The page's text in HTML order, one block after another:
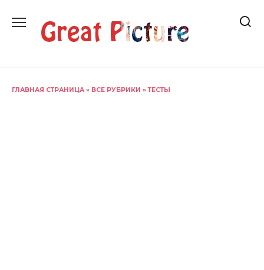
содержанию
ГЛАВНАЯ СТРАНИЦА » ВСЕ РУБРИКИ »ТЕСТЫ